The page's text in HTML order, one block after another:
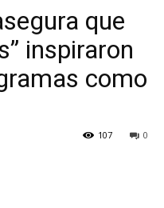
que
inspiraron
como
0
107